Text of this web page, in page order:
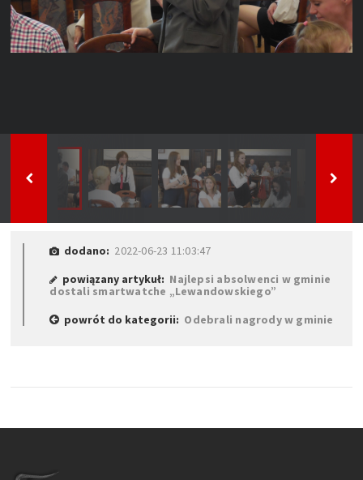
dodano: 2022-06-23 11:03:47
powiązany artykuł: Najlepsi absolwenci w gminie
dostali smartwatche „Lewandowskiego”
powrót do kategorii: Odebrali nagrody w gminie